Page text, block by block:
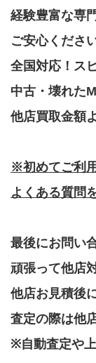
経験豊富な専
ご安心くださ
全国対応！ス
中古・壊れた
他店買取金額
※初めてご利
よくある質問
最後にお問い
頑張って他店
他店お見積後
査定の際は他
※自動査定や